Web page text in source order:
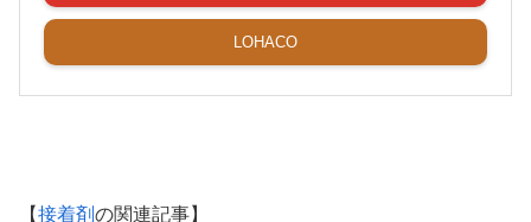
LOHACO
【接着剤の関連記事】